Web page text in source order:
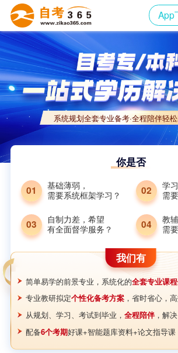
App
系统规划全套专业备考·全程陪伴轻
你是否
01
基础薄弱，
需要系统框架学习？
02
学
需
03
自制力差，希望
有全面督学服务？
04
教
需
我们有
简单易学的前景专业，系统化的全套专业课
专业教研拟定个性化备考方案 ，省时省心，
从规划、学习、考试到毕业，全程陪伴，解
配备6个考期好课+智能题库资料+论文指导课